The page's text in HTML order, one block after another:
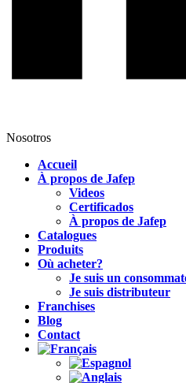
Nosotros
Accueil
À propos de Jafep
Videos
Certificados
À propos de Jafep
Catalogues
Produits
Où acheter?
Je suis un
Je suis distributeur
Franchises
Blog
Contact